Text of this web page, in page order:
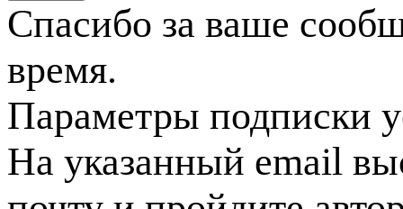
Спасибо за ваше
время.
Параметры подписки
На указанный email